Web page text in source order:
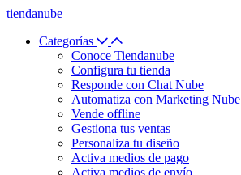
tiendanube
Categorías
Conoce Tiendanube
Configura tu tienda
Responde con Chat Nube
Automatiza con Marketing Nube
Vende offline
Gestiona tus ventas
Personaliza tu diseño
Activa medios de pago
Activa medios de envío